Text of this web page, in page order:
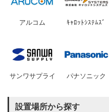
アルコム ｷｬﾛｯﾄｼｽﾃﾑｽﾞ
サンワサプライ パナソニック
設置場所から探す